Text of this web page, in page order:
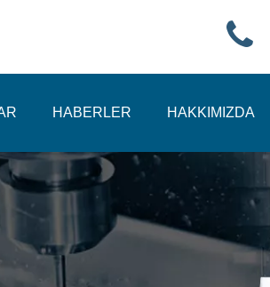
HABERLER HAKKIMIZDA